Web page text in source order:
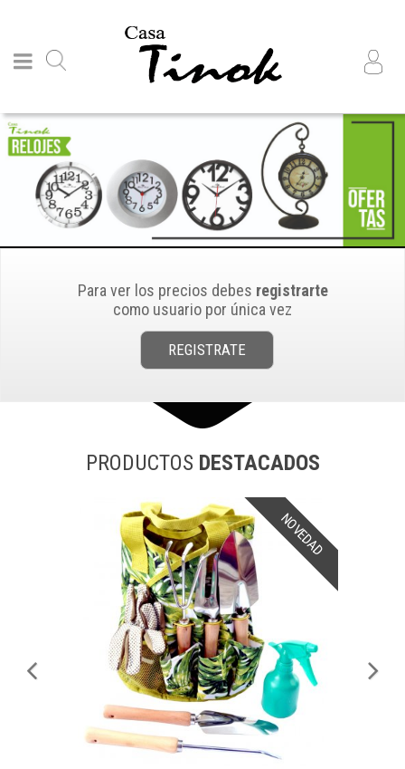
Para ver los precios debes registrarte
como usuario por única vez
REGISTRATE
PRODUCTOS DESTACADOS
NOVEDAD